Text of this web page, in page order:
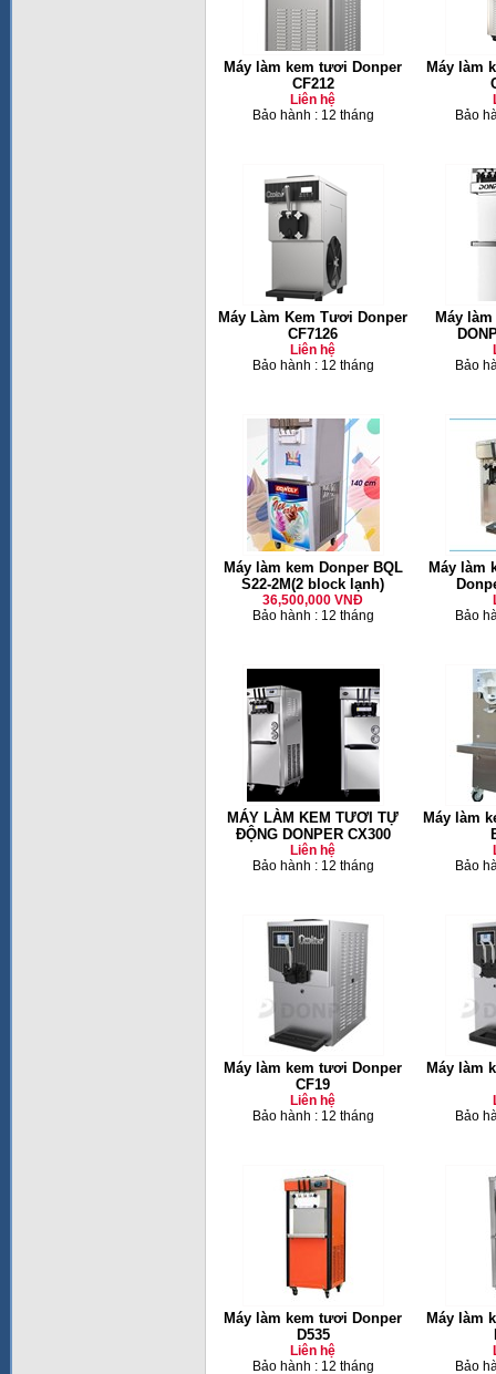
Máy làm kem tươi Donper
CF212
Liên hệ
Bảo hành : 12 tháng
Máy làm
Bảo
Máy Làm Kem Tươi Donper
CF7126
Liên hệ
Bảo hành : 12 tháng
Máy
Bảo
Máy làm kem Donper BQL
S22-2M(2 block lạnh)
36,500,000 VNĐ
Bảo hành : 12 tháng
Máy làm
Bảo
MÁY LÀM KEM TƯƠI TỰ
ĐỘNG DONPER CX300
Liên hệ
Bảo hành : 12 tháng
Máy làm
Bảo
Máy làm kem tươi Donper
CF19
Liên hệ
Bảo hành : 12 tháng
Máy làm
Bảo
Máy làm kem tươi Donper
D535
Liên hệ
Bảo hành : 12 tháng
Máy làm
Bảo